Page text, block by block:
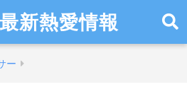
新熱愛情報
ー